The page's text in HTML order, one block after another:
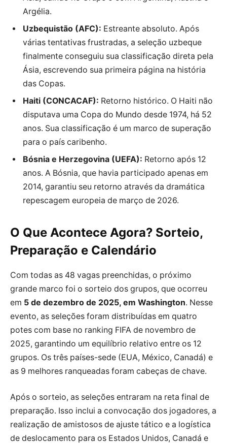
Argélia.
Uzbequistão (AFC): Estreante absoluto. Após
várias tentativas frustradas, a seleção uzbeque
finalmente conseguiu sua classificação direta pela
Ásia, escrevendo sua primeira página na história
das Copas.
Haiti (CONCACAF): Retorno histórico. O Haiti não
disputava uma Copa do Mundo desde 1974, há 52
anos. Sua classificação é um marco de superação
para o país caribenho.
Bósnia e Herzegovina (UEFA): Retorno após 12
anos. A Bósnia, que havia participado apenas em
2014, garantiu seu retorno através da dramática
repescagem europeia de março de 2026.
O Que Acontece Agora? Sorteio,
Preparação e Calendário
Com todas as 48 vagas preenchidas, o próximo
grande marco foi o sorteio dos grupos, que ocorreu
em 5 de dezembro de 2025, em Washington. Nesse
evento, as seleções foram distribuídas em quatro
potes com base no ranking FIFA de novembro de
2025, garantindo um equilíbrio relativo entre os 12
grupos. Os três países-sede (EUA, México, Canadá) e
as 9 melhores ranqueadas foram cabeças de chave.
Após o sorteio, as seleções entraram na reta final de
preparação. Isso inclui a convocação dos jogadores, a
realização de amistosos de ajuste tático e a logística
de deslocamento para os Estados Unidos, Canadá e